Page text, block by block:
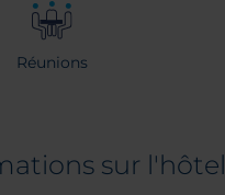
Réunions
sur l'hôtel